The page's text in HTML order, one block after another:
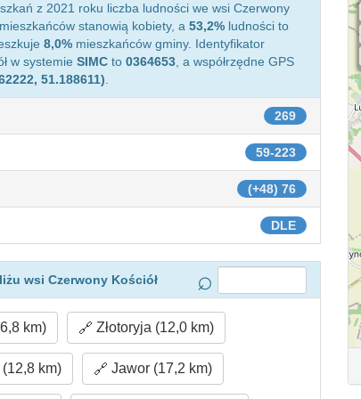
z 2021 roku liczba ludności we wsi Czerwony
mieszkańców stanowią kobiety, a 53,2% ludności to
8,0% mieszkańców gminy. Identyfikator
w systemie SIMC to 0364653 , a współrzędne GPS
51.188611)
269
59-223
(+48) 76
DLE
wsi Czerwony Kościół
km) Złotoryja (12,0 km)
km) Jawor (17,2 km)